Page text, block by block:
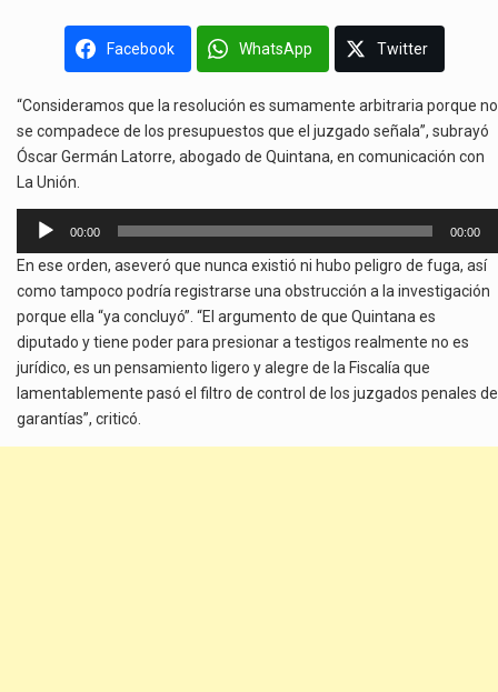
Facebook WhatsApp Twitter
“Consideramos que la resolución es sumamente arbitraria porque no
se compadece de los presupuestos que el juzgado señala”, subrayó
Óscar Germán Latorre, abogado de Quintana, en comunicación con
La Unión.
Reproductor
audio
00:00 00:00
En ese orden, aseveró que nunca existió ni hubo peligro de fuga, así
como tampoco podría registrarse una obstrucción a la investigación
porque ella “ya concluyó”. “El argumento de que Quintana es
diputado y tiene poder para presionar a testigos realmente no es
jurídico, es un pensamiento ligero y alegre de la Fiscalía que
lamentablemente pasó el filtro de control de los juzgados penales de
garantías”, criticó.